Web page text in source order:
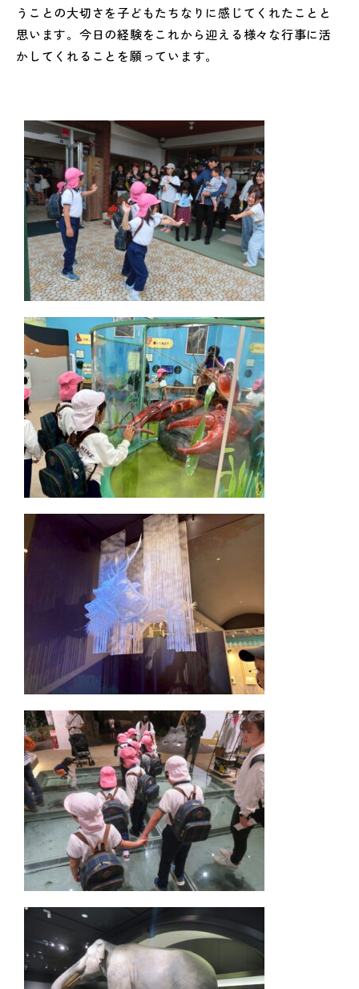
うことの大切さを子どもたちなりに感じてくれたことと
思います。今日の経験をこれから迎える様々な行事に活
かしてくれることを願っています。